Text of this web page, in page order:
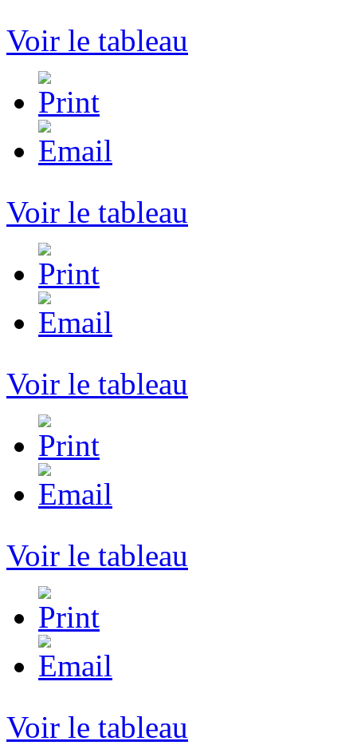
Voir le tableau
Voir le tableau
Voir le tableau
Voir le tableau
Voir le tableau